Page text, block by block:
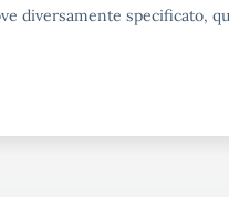
diversamente specificato,